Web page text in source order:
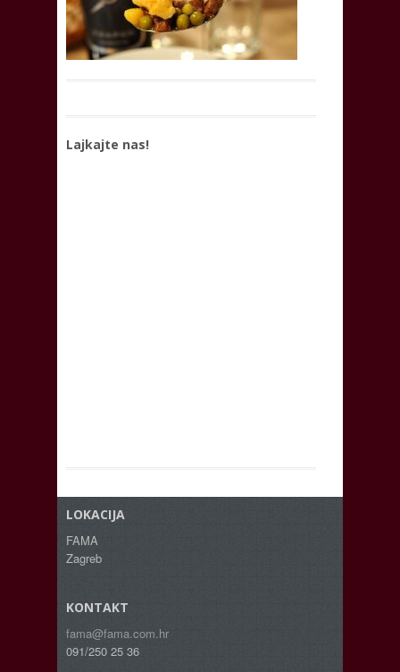
Lajkajte nas!
LOKACIJA
FAMA
Zagreb
KONTAKT
fama@fama.com.hr
091/250 25 36